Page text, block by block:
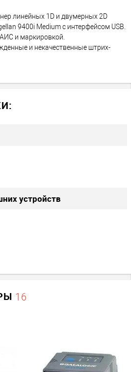
линейных 1D и двумерных 2D
9400i Medium с интерфейсом USB.
и маркировкой.
и некачественные штрих-
сканером для покупателя и
устройств
16